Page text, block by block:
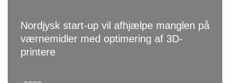
Nordjysk start-up vil afhjælpe manglen på
værnemidler med optimering af 3D-
printere